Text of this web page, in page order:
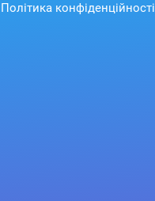
Політика конфіденційності